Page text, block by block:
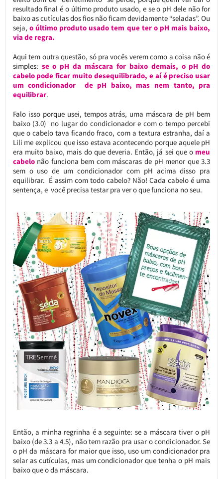
resultado final é o último produto usado, e se o pH dele não for
baixo as cutículas dos fios não ficam devidamente “seladas”. Ou
seja, o último produto usado tem que ter o pH mais baixo,
via de regra.
Aqui tem outra questão, só pra vocês verem como a coisa não é
simples: se o pH da máscara for baixo demais, o pH do
cabelo pode ficar muito desequilibrado, e aí é preciso usar
um condicionador de pH baixo, mas nem tanto, pra
equilibrar.
Falo isso porque usei, tempos atrás, uma máscara de pH bem
baixo (3.0) no lugar do condicionador e com o tempo percebi
que o cabelo tava ficando fraco, com a textura estranha, daí a
Lili me explicou que isso estava acontecendo porque aquele pH
era muito baixo, mais do que deveria. Então, já sei que o meu
cabelonão funciona bem com máscaras de pH menor que 3.3
sem o uso de um condicionador com pH acima disso pra
equilibrar. É assim com todo cabelo? Não! Cada cabelo é uma
sentença, e você precisa testar pra ver o que funciona no seu.
Então, a minha regrinha é a seguinte: se a máscara tiver o pH
baixo (de 3.3 a 4.5), não tem razão pra usar o condicionador. Se
o pH da máscara for maior que isso, uso um condicionador pra
selar as cutículas, mas um condicionador que tenha o pH mais
baixo que o da máscara.